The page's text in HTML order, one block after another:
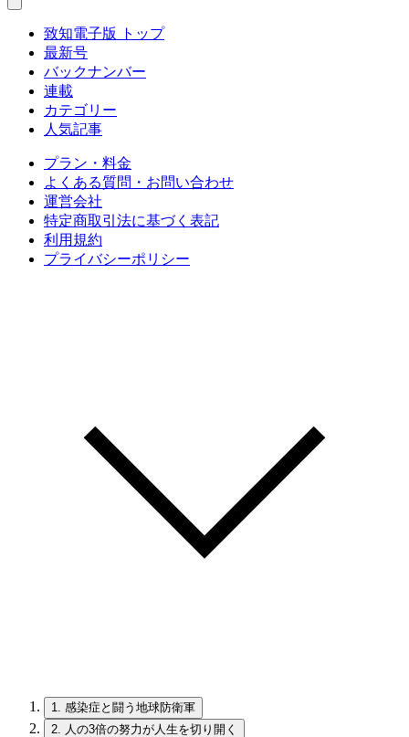
致知電子版 トップ
最新号
バックナンバー
連載
カテゴリー
人気記事
プラン・料金
よくある質問・お問い合わせ
運営会社
特定商取引法に基づく表記
利用規約
プライバシーポリシー
1.
感染症と闘う地球防衛軍
2.
人の3倍の努力が人生を切り開く